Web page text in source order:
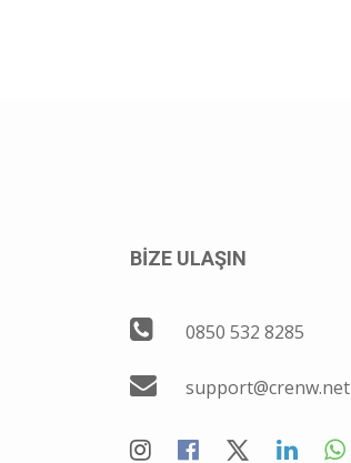
BİZE ULAŞIN
0850 532 8285
support@crenw.net